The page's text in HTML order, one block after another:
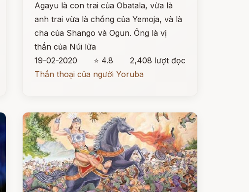
Agayu là con trai của Obatala, vừa là
anh trai vừa là chồng của Yemoja, và là
cha của Shango và Ogun. Ông là vị
thần của Núi lửa
19-02-2020
⭐ 4.8
2,408 lượt đọc
Thần thoại của người Yoruba